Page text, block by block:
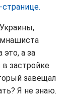
а за
застройке
завещал
Я не знаю.